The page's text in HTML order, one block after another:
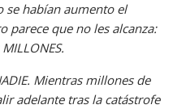
se habían aumento el
parece que no les alcanza:
Mientras millones de
adelante tras la catástrofe